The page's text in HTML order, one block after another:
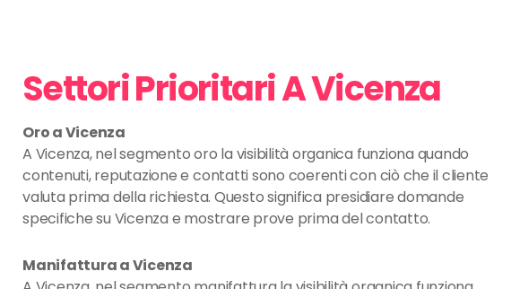
Settori Prioritari A Vicenza
Oro a Vicenza
A Vicenza, nel segmento oro la visibilità organica funziona quando
contenuti, reputazione e contatti sono coerenti con ciò che il cliente
valuta prima della richiesta. Questo significa presidiare domande
specifiche su Vicenza e mostrare prove prima del contatto.
Manifattura a Vicenza